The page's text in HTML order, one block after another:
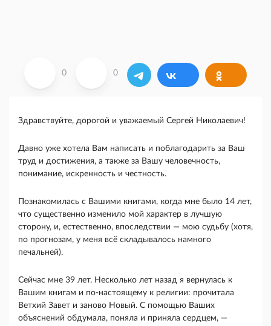
0 0
Здравствуйте, дорогой и уважаемый Сергей Николаевич!
Давно уже хотела Вам написать и поблагодарить за Ваш
труд и достижения, а также за Вашу человечность,
понимание, искренность и честность.
Познакомилась с Вашими книгами, когда мне было 14 лет,
что существенно изменило мой характер в лучшую
сторону, и, естественно, впоследствии — мою судьбу (хотя,
по прогнозам, у меня всё складывалось намного
печальней).
Сейчас мне 39 лет. Несколько лет назад я вернулась к
Вашим книгам и по-настоящему к религии: прочитала
Ветхий Завет и заново Новый. С помощью Ваших
объяснений обдумала, поняла и приняла сердцем, —